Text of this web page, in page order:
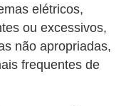
elétricos,
ou excessivos,
não apropriadas,
frequentes de